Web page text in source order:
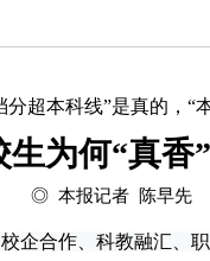
分超本科线”是真的，“
生为何“真香
◎ 本报记者 陈早先
合作、科教融汇、职